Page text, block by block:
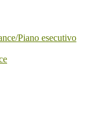
Piano esecutivo